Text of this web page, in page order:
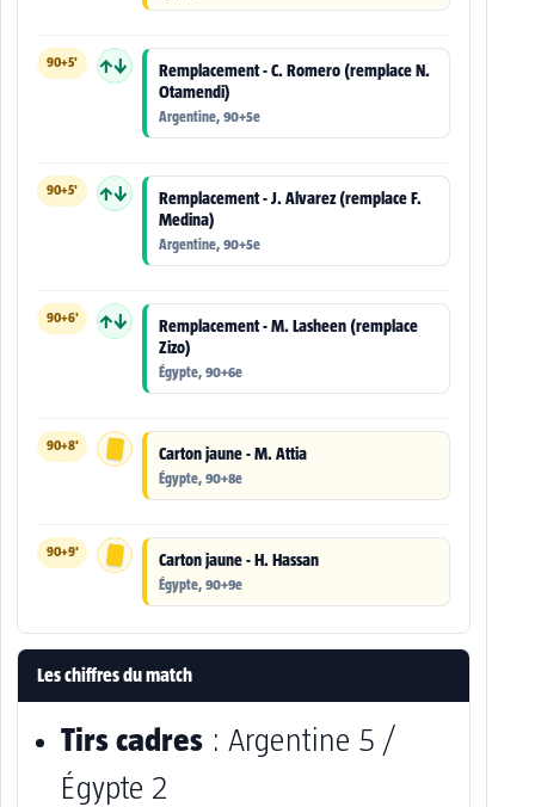
90+5' ↑↓
Remplacement - C. Romero (remplace N.
Otamendi)
Argentine, 90+5e
90+5' ↑↓
Remplacement - J. Alvarez (remplace F.
Medina)
Argentine, 90+5e
90+6' ↑↓
Remplacement - M. Lasheen (remplace
Zizo)
Égypte, 90+6e
90+8' Carton jaune - M. Attia
Égypte, 90+8e
90+9' Carton jaune - H. Hassan
Égypte, 90+9e
Les chiffres du match
Tirs cadres : Argentine 5 /
Égypte 2